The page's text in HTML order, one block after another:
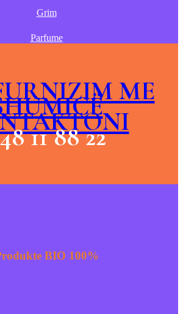
Grim
Parfume
ME
11 88 22
BIO 100%